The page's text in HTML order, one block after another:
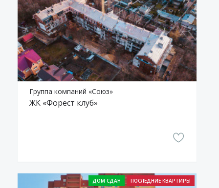
Группа компаний «Союз»
ЖК «Форест клуб»